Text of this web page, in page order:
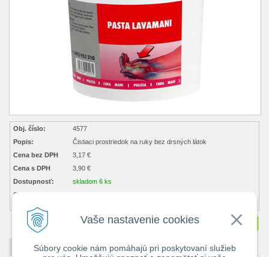
Vaše nastavenie cookies
Súbory cookie nám pomáhajú pri poskytovaní služieb
Obj. číslo:
4577
Popis:
Čistiaci prostriedok na ruky bez drsných látok
Cena bez DPH
3,17 €
Cena s DPH
3,90 €
Dostupnosť:
skladom 6 ks
Obsah balenia:
Množstvo ks
DETAILNÝ POPIS